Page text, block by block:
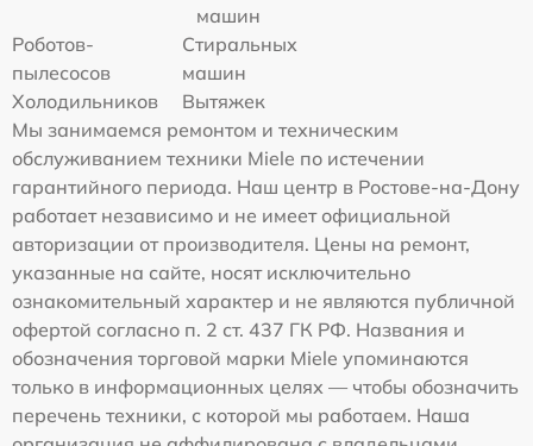
машин
Роботов-
пылесосов
Стиральных
машин
Холодильников
Вытяжек
Мы занимаемся ремонтом и техническим
обслуживанием техники Miele по истечении
гарантийного периода. Наш центр в Ростове-на-Дону
работает независимо и не имеет официальной
авторизации от производителя. Цены на ремонт,
указанные на сайте, носят исключительно
ознакомительный характер и не являются публичной
офертой согласно п. 2 ст. 437 ГК РФ. Названия и
обозначения торговой марки Miele упоминаются
только в информационных целях — чтобы обозначить
перечень техники, с которой мы работаем. Наша